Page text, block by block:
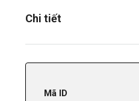
Chi tiết
Mã ID